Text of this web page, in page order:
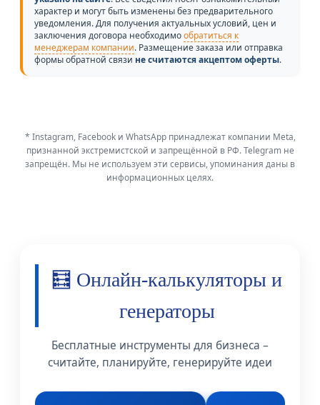
характер и могут быть изменены без предварительного
уведомления. Для получения актуальных условий, цен и
заключения договора необходимообратиться к
менеджерам компании. Размещение заказа или отправка
формы обратной связи не считаются акцептом оферты.
* Instagram, Facebook и WhatsApp принадлежат компании Meta,
признанной экстремистской и запрещённой в РФ. Telegram не
запрещён. Мы не используем эти сервисы, упоминания даны в
информационных целях.
🧮 Онлайн-калькуляторы и
генераторы
Бесплатные инструменты для бизнеса –
считайте, планируйте, генерируйте идеи